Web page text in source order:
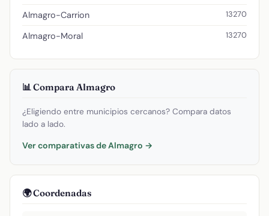
Almagro-Carrion 13270
Almagro-Moral 13270
📊 Compara Almagro
¿Eligiendo entre municipios cercanos? Compara datos
lado a lado.
Ver comparativas de Almagro →
🌍 Coordenadas